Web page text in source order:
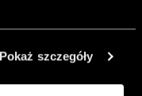
Pokaż szczegóły
to